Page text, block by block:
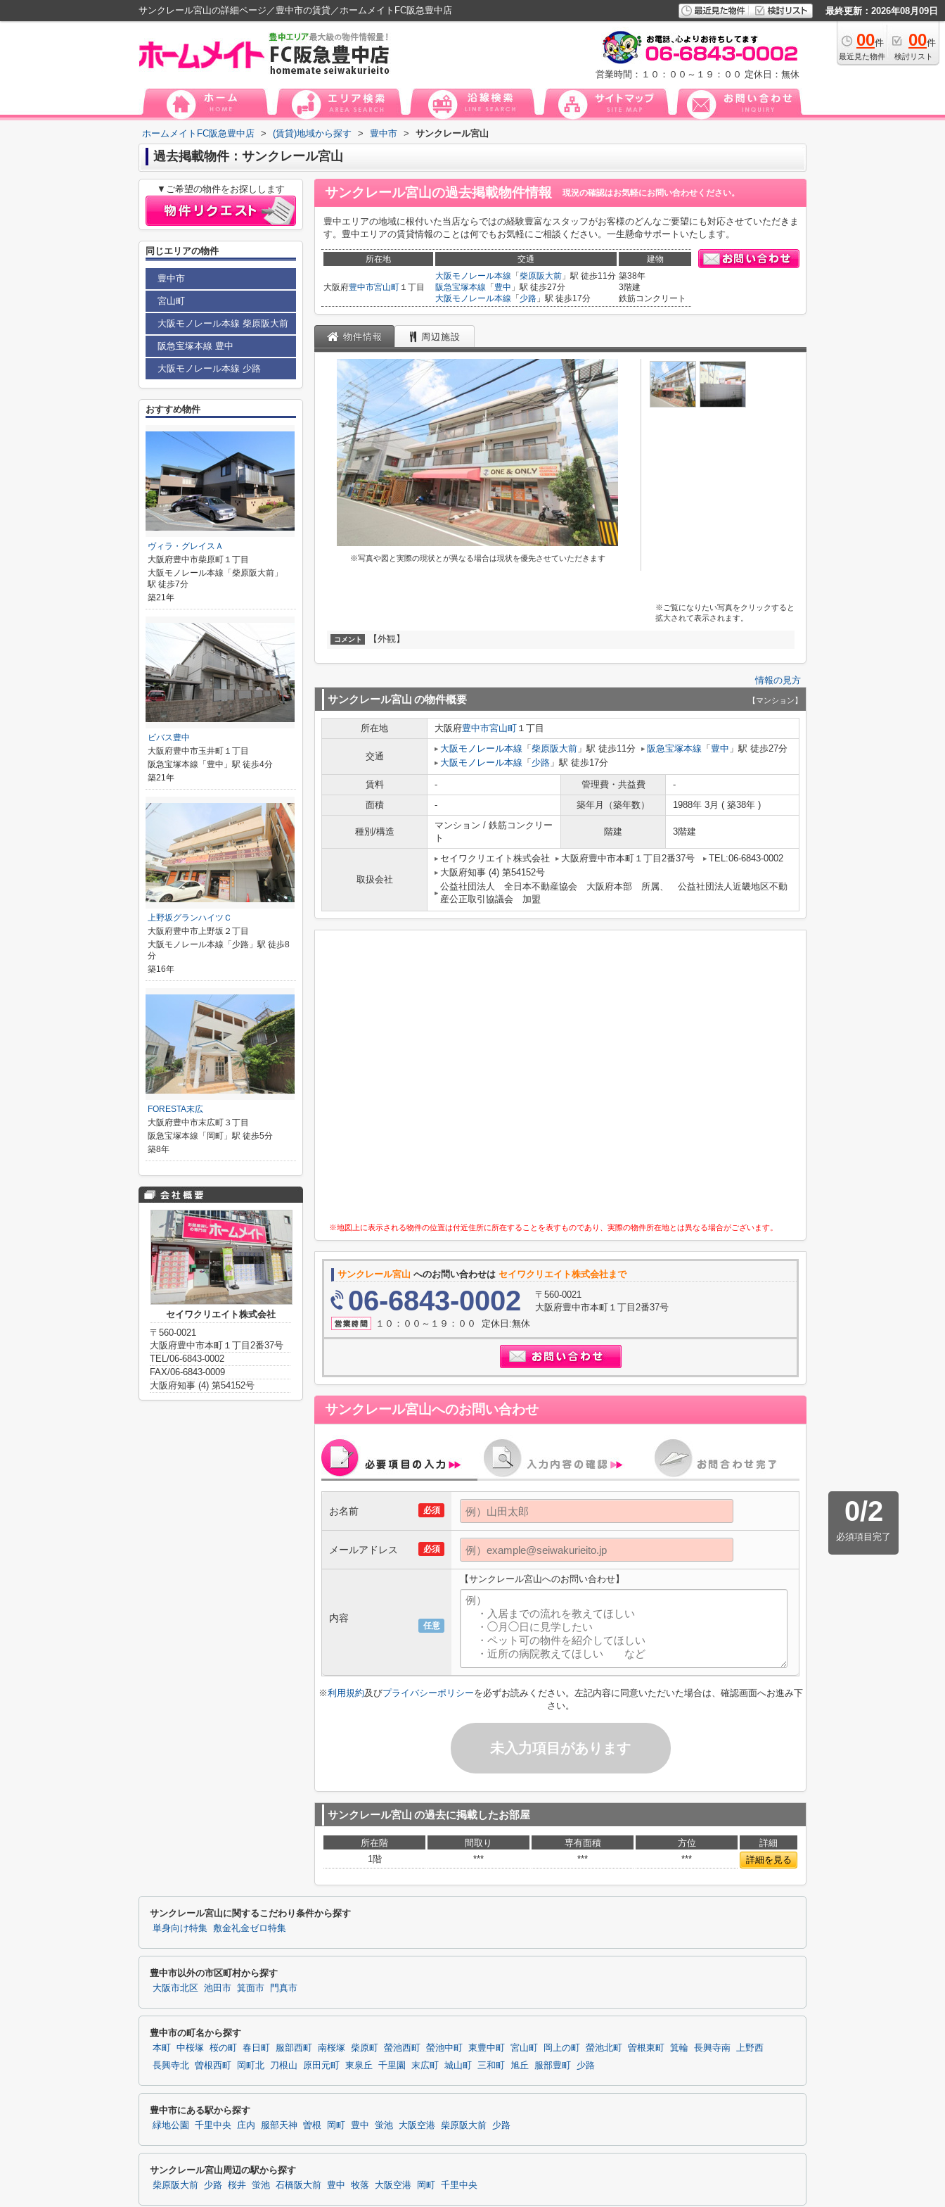
サンクレール宮山の詳細ページ／豊中市の賃貸／ホームメイトFC阪急豊中店 最終更新：2026年08月09日
00件
最近見た物件
00件
検討リスト
営業時間：１０：００～１９：００ 定休日：無休
ホームメイトFC阪急豊中店 > (賃貸)地域から探す > 豊中市 > サンクレール宮山
過去掲載物件：サンクレール宮山
サンクレール宮山の過去掲載物件情報 現況の確認はお気軽にお問い合わせください。
豊中エリアの地域に根付いた当店ならではの経験豊富なスタッフがお客様のどんなご要望にも対応させていただきま
す。豊中エリアの賃貸情報のことは何でもお気軽にご相談ください。一生懸命サポートいたします。
所在地 交通 建物
大阪府豊中市宮山町 １丁目
大阪モノレール本線 「 柴原阪大前 」駅 徒歩11分
阪急宝塚本線 「 豊中 」駅 徒歩27分
大阪モノレール本線 「 少路 」駅 徒歩17分
築38年
3階建
鉄筋コンクリート
物件情報 周辺施設
※写真や図と実際の現状とが異なる場合は現状を優先させていただきます
※ご覧になりたい写真をクリックすると
拡大されて表示されます。
コメント 【外観】
情報の見方
サンクレール宮山 の物件概要 【マンション】
所在地 大阪府豊中市宮山町 １丁目
交通
大阪モノレール本線 「 柴原阪大前 」駅 徒歩11分 阪急宝塚本線 「 豊中 」駅 徒歩27分
大阪モノレール本線 「 少路 」駅 徒歩17分
賃料 - 管理費・共益費
-
面積
- 築年月（築年数） 1988年 3月 ( 築38年 )
種別/構造
マンション / 鉄筋コンクリー
ト
階建 3階建
取扱会社
セイワクリエイト株式会社 大阪府豊中市本町１丁目2番37号
TEL:06-6843-0002
大阪府知事 (4) 第54152号
公益社団法人 全日本不動産協会 大阪府本部 所属、 公益社団法人近畿地区不動
産公正取引協議会 加盟
※地図上に表示される物件の位置は付近住所に所在することを表すものであり、実際の物件所在地とは異なる場合がございます。
サンクレール宮山 へのお問い合わせは セイワクリエイト株式会社まで
06-6843-0002
〒560-0021
大阪府豊中市本町１丁目2番37号
１０：００～１９：００ 定休日:無休
サンクレール宮山へのお問い合わせ
0/2
必須項目完了
必須
お名前
必須
メールアドレス
任意
内容
【サンクレール宮山へのお問い合わせ】
※利用規約及びプライバシーポリシーを必ずお読みください。左記内容に同意いただいた場合は、確認画面へお進み下
さい。
未入力項目があります
サンクレール宮山 の過去に掲載したお部屋
所在階 間取り 専有面積 方位
詳細
1階
*** *** *** 詳細を見る
▼ご希望の物件をお探しします
同じエリアの物件
豊中市
宮山町
大阪モノレール本線 柴原阪大前
阪急宝塚本線 豊中
大阪モノレール本線 少路
おすすめ物件
ヴィラ・グレイスＡ
大阪府豊中市柴原町１丁目
大阪モノレール本線「柴原阪大前」
駅 徒歩7分
築21年
ビバス豊中
大阪府豊中市玉井町１丁目
阪急宝塚本線「豊中」駅 徒歩4分
築21年
上野坂グランハイツＣ
大阪府豊中市上野坂２丁目
大阪モノレール本線「少路」駅 徒歩8
分
築16年
FORESTA末広
大阪府豊中市末広町３丁目
阪急宝塚本線「岡町」駅 徒歩5分
築8年
セイワクリエイト株式会社
〒560-0021
大阪府豊中市本町１丁目2番37号
TEL/06-6843-0002
FAX/06-6843-0009
大阪府知事 (4) 第54152号
サンクレール宮山に関するこだわり条件から探す
単身向け特集 敷金礼金ゼロ特集
豊中市以外の市区町村から探す
大阪市北区 池田市 箕面市 門真市
豊中市の町名から探す
本町 中桜塚 桜の町 春日町 服部西町 南桜塚 柴原町 螢池西町 螢池中町 東豊中町 宮山町 岡上の町 螢池北町 曽根東町 箕輪 長興寺南 上野西
長興寺北 曽根西町 岡町北 刀根山 原田元町 東泉丘 千里園 末広町 城山町 三和町 旭丘 服部豊町 少路
豊中市にある駅から探す
緑地公園 千里中央 庄内 服部天神 曽根 岡町 豊中 蛍池 大阪空港 柴原阪大前 少路
サンクレール宮山周辺の駅から探す
柴原阪大前 少路 桜井 蛍池 石橋阪大前 豊中 牧落 大阪空港 岡町 千里中央